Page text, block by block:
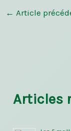
← Article
Articles